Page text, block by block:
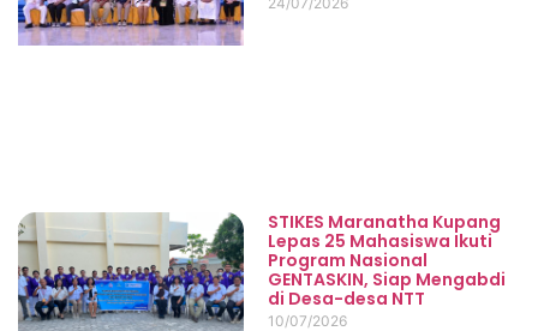
STIKES Maranatha Kupang
Lepas 25 Mahasiswa Ikuti
Program Nasional
GENTASKIN, Siap Mengabdi
di Desa-desa NTT
10/07/2026